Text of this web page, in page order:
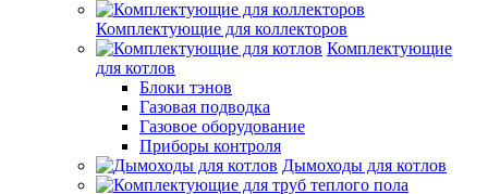
Комплектующие для коллекторов
Комплектующие
для котлов
Блоки тэнов
Газовая подводка
Газовое оборудование
Приборы контроля
Дымоходы для котлов